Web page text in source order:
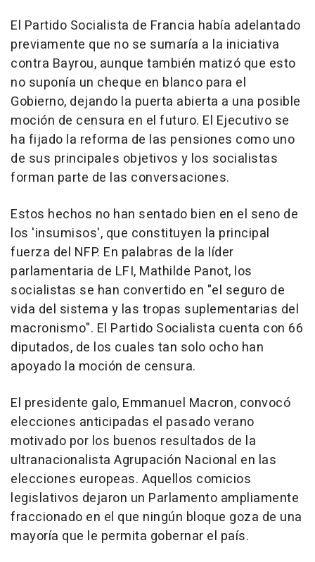
El Partido Socialista de Francia había adelantado
previamente que no se sumaría a la iniciativa
contra Bayrou, aunque también matizó que esto
no suponía un cheque en blanco para el
Gobierno, dejando la puerta abierta a una posible
moción de censura en el futuro. El Ejecutivo se
ha fijado la reforma de las pensiones como uno
de sus principales objetivos y los socialistas
forman parte de las conversaciones.
Estos hechos no han sentado bien en el seno de
los 'insumisos', que constituyen la principal
fuerza del NFP. En palabras de la líder
parlamentaria de LFI, Mathilde Panot, los
socialistas se han convertido en "el seguro de
vida del sistema y las tropas suplementarias del
macronismo". El Partido Socialista cuenta con 66
diputados, de los cuales tan solo ocho han
apoyado la moción de censura.
El presidente galo, Emmanuel Macron, convocó
elecciones anticipadas el pasado verano
motivado por los buenos resultados de la
ultranacionalista Agrupación Nacional en las
elecciones europeas. Aquellos comicios
legislativos dejaron un Parlamento ampliamente
fraccionado en el que ningún bloque goza de una
mayoría que le permita gobernar el país.